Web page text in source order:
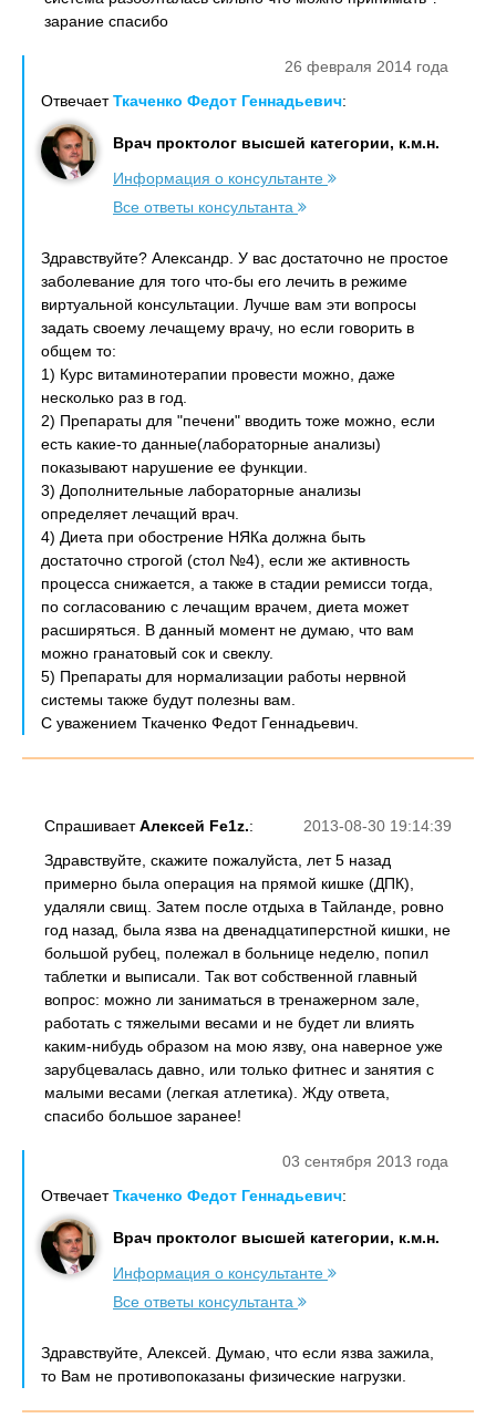
зарание спасибо
26 февраля 2014 года
ОтвечаетТкаченко Федот Геннадьевич:
Врач проктолог высшей категории, к.м.н.
Информация о консультанте
Все ответы консультанта
Здравствуйте? Александр. У вас достаточно не простое
заболевание для того что-бы его лечить в режиме
виртуальной консультации. Лучше вам эти вопросы
задать своему лечащему врачу, но если говорить в
общем то:
1) Курс витаминотерапии провести можно, даже
несколько раз в год.
2) Препараты для "печени" вводить тоже можно, если
есть какие-то данные(лабораторные анализы)
показывают нарушение ее функции.
3) Дополнительные лабораторные анализы
определяет лечащий врач.
4) Диета при обострение НЯКа должна быть
достаточно строгой (стол №4), если же активность
процесса снижается, а также в стадии ремисси тогда,
по согласованию с лечащим врачем, диета может
расширяться. В данный момент не думаю, что вам
можно гранатовый сок и свеклу.
5) Препараты для нормализации работы нервной
системы также будут полезны вам.
С уважением Ткаченко Федот Геннадьевич.
2013-08-30 19:14:39
СпрашиваетАлексей Fe1z.:
Здравствуйте, скажите пожалуйста, лет 5 назад
примерно была операция на прямой кишке (ДПК),
удаляли свищ. Затем после отдыха в Тайланде, ровно
год назад, была язва на двенадцатиперстной кишки, не
большой рубец, полежал в больнице неделю, попил
таблетки и выписали. Так вот собственной главный
вопрос: можно ли заниматься в тренажерном зале,
работать с тяжелыми весами и не будет ли влиять
каким-нибудь образом на мою язву, она наверное уже
зарубцевалась давно, или только фитнес и занятия с
малыми весами (легкая атлетика). Жду ответа,
спасибо большое заранее!
03 сентября 2013 года
ОтвечаетТкаченко Федот Геннадьевич:
Врач проктолог высшей категории, к.м.н.
Информация о консультанте
Все ответы консультанта
Здравствуйте, Алексей. Думаю, что если язва зажила,
то Вам не противопоказаны физические нагрузки.